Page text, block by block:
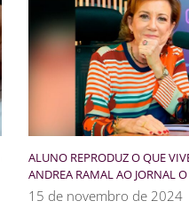
ALUNO REPRODUZ O QUE
ANDREA RAMAL AO JORNAL
15 de novembro de 2024